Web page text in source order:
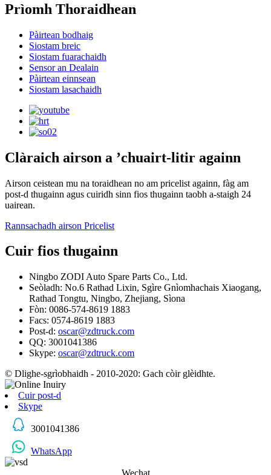
Prìomh Thoraidhean
Pàirtean bodhaig
Siostam breic
Siostam fuarachaidh
Sensor an Dealain
Pàirtean einnsean
Siostam lasachaidh
Clàraich airson a ’chuairt-litir againn
Airson ceistean mu na toraidhean no am pricelist againn, fàg am
post-d thugainn agus cuiridh sinn fios thugainn taobh a-staigh 24
uairean.
Rannsachadh airson Pricelist
Cuir fios thugainn
Ningbo ZODI Auto Spare Parts Co., Ltd.
Seòladh: No.6 Rathad Lixin, Sgìre Gnìomhachais Xiaogang,
Rathad Tongtu, Ningbo, Zhejiang, Sìona
Fòn: 0086-574-8619 1883
Facs: 0574-8619 1883
Post-d: oscar@zdtruck.com
QQ: 3001041386
Skype: oscar@zdtruck.com
© Dlighe-sgrìobhaidh - 2010-2020: Gach còir glèidhte.
Cuir post-d
Skype
3001041386
WhatsApp